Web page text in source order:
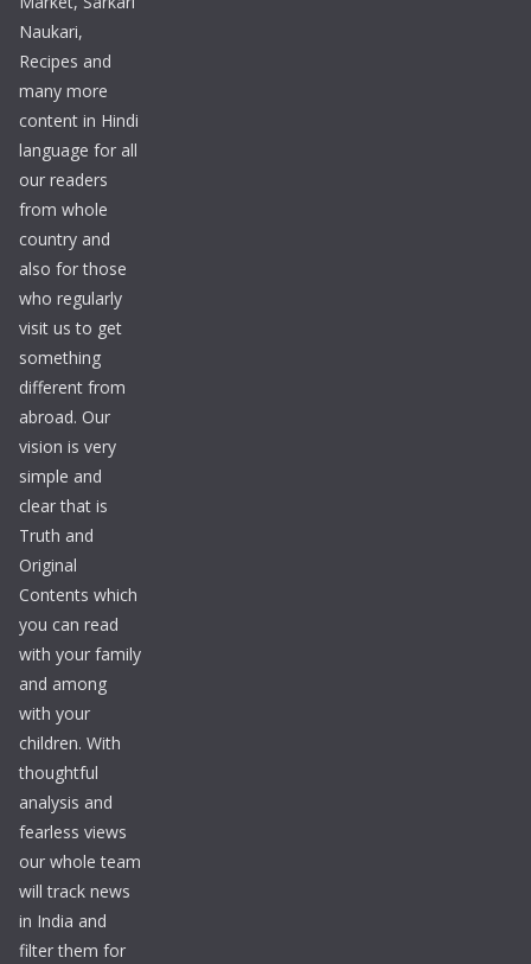
Naukari,
Recipes and
many more
content in Hindi
language for all
our readers
from whole
country and
also for those
who regularly
visit us to get
something
different from
abroad. Our
vision is very
simple and
clear that is
Truth and
Original
Contents which
you can read
with your family
and among
with your
children. With
thoughtful
analysis and
fearless views
our whole team
will track news
in India and
filter them for